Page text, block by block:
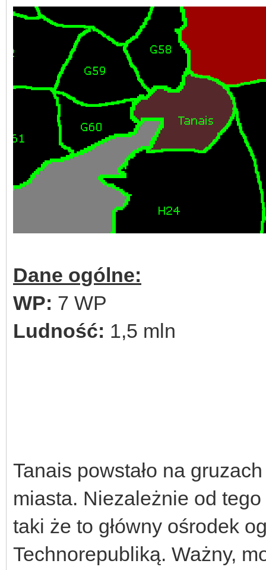
Dane ogólne:
WP: 7 WP
Ludność: 1,5 mln
Tanais powstało na
miasta. Niezależnie od
taki że to główny ośrodek
Technorepubliką. Ważny,